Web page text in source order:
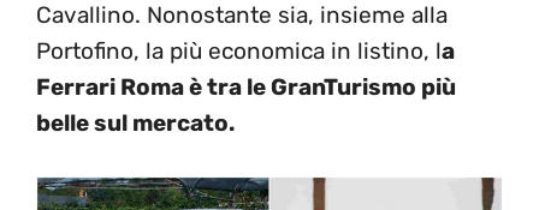
Cavallino. Nonostante sia, insieme alla
Portofino, la più economica in listino, la
Ferrari Roma è tra le GranTurismo più
belle sul mercato.